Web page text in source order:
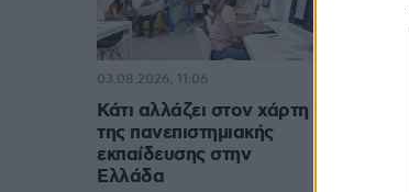
Κάτι αλλάζει στον χάρτη
της πανεπιστημιακής
εκπαίδευσης στην
Ελλάδα
03.08.2026, 11:06